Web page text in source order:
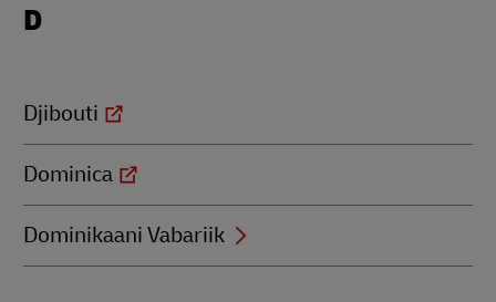
beginning
D
Djibouti
Dominica
Dominikaani Vabariik